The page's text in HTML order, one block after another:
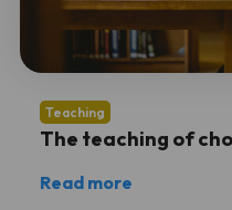
The teaching of
Teaching
Read more